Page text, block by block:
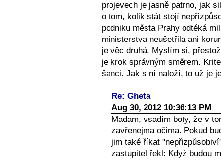
projevech je jasně patrno, jak
o tom, kolik stát stojí
podniku města Prahy odtéká
ministerstva neušetřila ani
je věc druhá. Myslím si,
je krok správným směrem.
šanci. Jak s ní naloží, to už je
Re: Gheta
Aug 30, 2012 10:36:13 PM
Madam, vsadím boty, že v
zavřenejma očima. Pokud
jim také říkat
zastupitel řekl: Když budou